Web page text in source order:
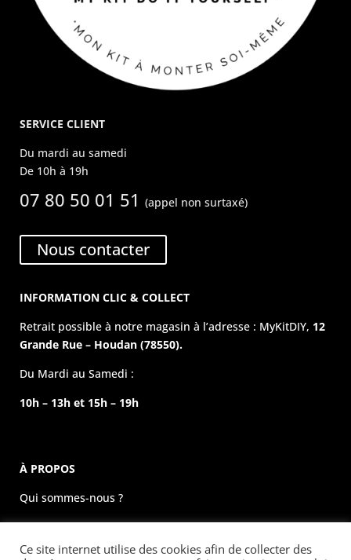
SERVICE CLIENT
Du mardi au samedi
De 10h à 19h
07 80 50 01 51(appel non surtaxé)
Nous contacter
INFORMATION CLIC & COLLECT
Retrait possible à notre magasin à l’adresse : MyKitDIY, 12
Grande Rue – Houdan (78550).
Du Mardi au Samedi :
10h – 13h et 15h – 19h
À PROPOS
Qui sommes-nous ?
La boutique physique
Évènements
Ce site internet utilise des cookies afin de collecter des